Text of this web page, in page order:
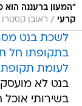
"המעון ברעננה הוא
קרעי / ראובן קסטרו
לשכת בנט
בתקופתו חל
לעומת תקופת
בנט לא